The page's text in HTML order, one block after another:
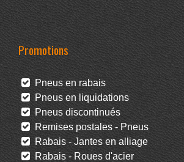
Promotions
Pneus en rabais
Pneus en liquidations
Pneus discontinués
Remises postales - Pneus
Rabais - Jantes en alliage
Rabais - Roues d'acier